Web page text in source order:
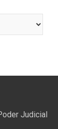
Judicial